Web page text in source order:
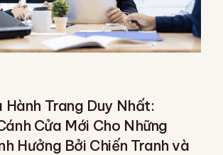
Hành Trang Duy Nhất:
Cửa Mới Cho Những
Hưởng Bởi Chiến Tranh và